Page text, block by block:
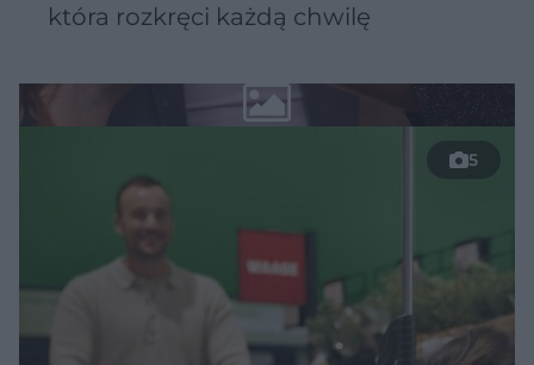
która rozkręci każdą chwilę
5